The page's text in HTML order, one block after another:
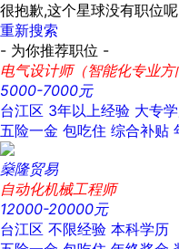
很抱歉,这个星球没有职位呢
重新搜索
- 为你推荐职位 -
电气设计师（智能化专业方
5000-7000元
台江区 3年以上经验 大专
五险一金 包吃住 综合补贴
燊隆贸易
自动化机械工程师
12000-20000元
台江区 不限经验 本科学历